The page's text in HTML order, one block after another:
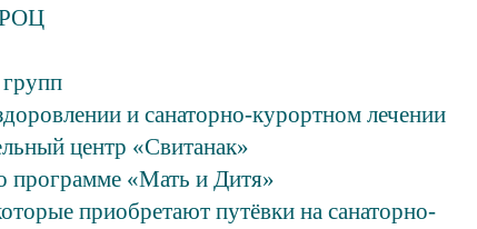
и санаторно-курортном лечении
центр «Свитанак»
программе «Мать и Дитя»
приобретают путёвки на санаторно-